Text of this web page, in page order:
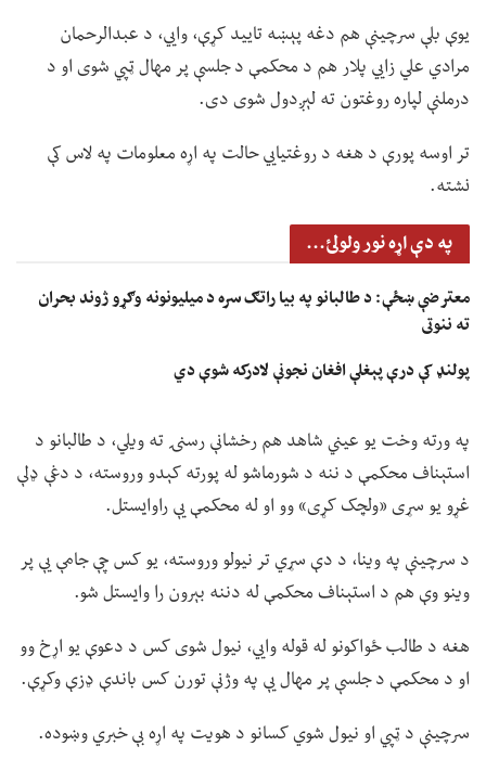
یوې بلې سرچینې هم دغه پېښه تایید کړې، وايي، د عبدالرحمان
مرادي علي زايي پلار هم د محکمې د جلسې پر مهال ټپي شوی او د
درملنې لپاره روغتون ته لېږدول شوی دی.
تر اوسه پورې د هغه د روغتیايي حالت په اړه معلومات په لاس کې
نشته.
په دې اړه نور ولولئ...
معترضې ښځې: د طالبانو په بیا راتګ سره د میلیونونه وګړو ژوند بحران
ته ننوتی
پولنډ کې درې پېغلې افغان نجونې لادرکه شوې دي
په ورته وخت یو عیني شاهد هم رخشانې رسنۍ ته ویلي، د طالبانو د
استېناف محکمې د ننه د شورماشو له پورته کېدو وروسته، د دغې ډلې
غړو یو سړی «ولچک کړی» وو او له محکمې یې راوایستل.
د سرچینې په وینا، د دې سړي تر نیولو وروسته، یو کس چې جامې یې پر
وینو وې هم د استېناف محکمې له دننه بېرون را وایستل شو.
هغه د طالب ځواکونو له قوله وايي، نیول شوی کس د دعوې یو اړخ وو
او د محکمې د جلسې پر مهال یې په وژنې تورن کس باندې ډزې وکړې.
سرچینې د ټپي او نیول شوي کسانو د هویت په اړه بې خبري وښوده.